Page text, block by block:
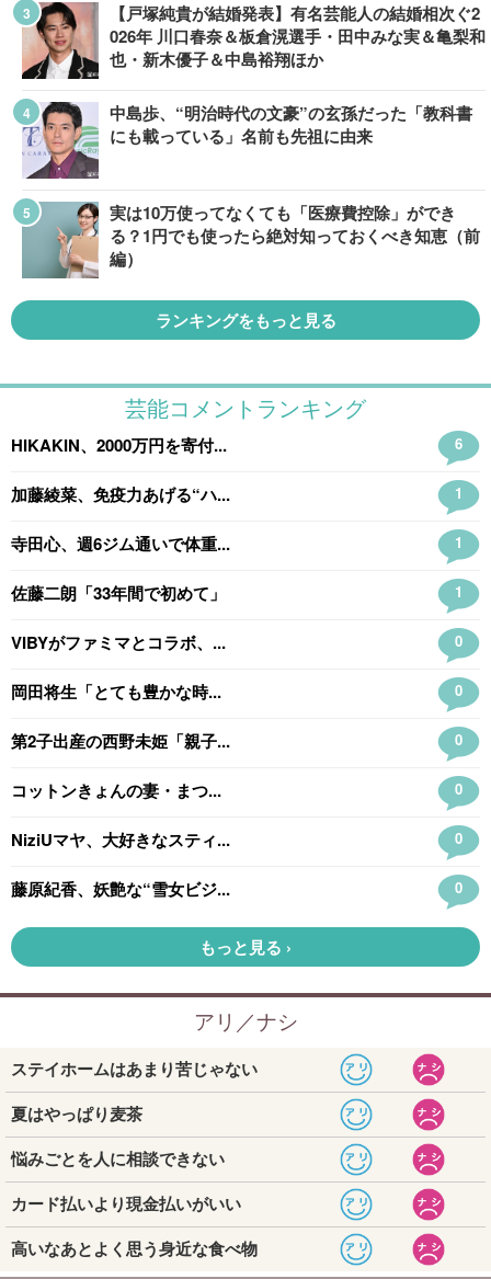
【戸塚純貴が結婚発表】有名芸能人の結婚相次ぐ2
026年 川口春奈＆板倉滉選手・田中みな実＆亀梨和
也・新木優子＆中島裕翔ほか
中島歩、“明治時代の文豪”の玄孫だった「教科書
にも載っている」名前も先祖に由来
実は10万使ってなくても「医療費控除」ができ
る？1円でも使ったら絶対知っておくべき知恵（前
編）
ランキングをもっと見る